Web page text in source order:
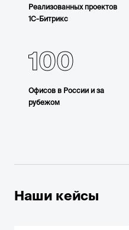
Реализованных проектов
1С-Битрикс
100
Офисов в России и за
рубежом
Наши кейсы